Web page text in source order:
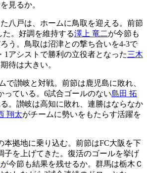
見るか。
八戸は、ホームに鳥取を迎える。前節
た。好調を維持する澤上 竜二が今節も
う。鳥取は沼津との撃ち合いを4-3で
1アシストで勝利の立役者となった三木
待は大きい。
で讃岐と対戦。前節は鹿児島に敗れ、
っている。6試合ゴールのない島田 拓
。讃岐は高知に敗れ、連勝はならなか
翔太がチームに勢いをもたらす活躍を
本拠地に乗り込む。前節はFC大阪を下
子を上げてきた。復活のゴールを挙げ
が今節も結果を残せるか。群馬は栃木Ｃ